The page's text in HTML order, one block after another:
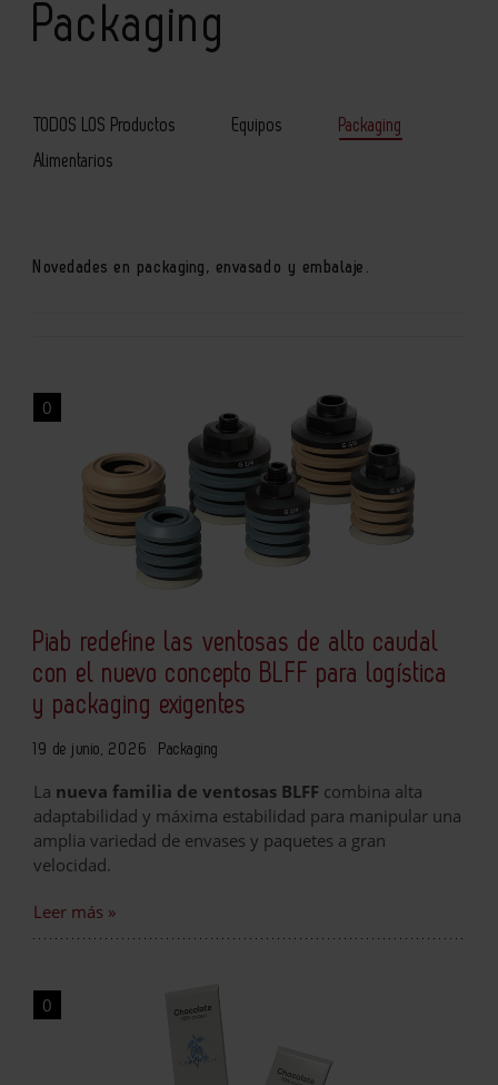
Packaging
TODOS LOS Productos Equipos
Packaging
Alimentarios
Novedades en packaging, envasado y embalaje.
0
Piab redefine las ventosas de alto caudal
con el nuevo concepto BLFF para logística
y packaging exigentes
19 de junio, 2026 Packaging
La nueva familia de ventosas BLFF combina alta
adaptabilidad y máxima estabilidad para manipular una
amplia variedad de envases y paquetes a gran
velocidad.
Leer más »
0